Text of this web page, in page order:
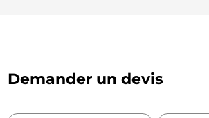
Demander un devis